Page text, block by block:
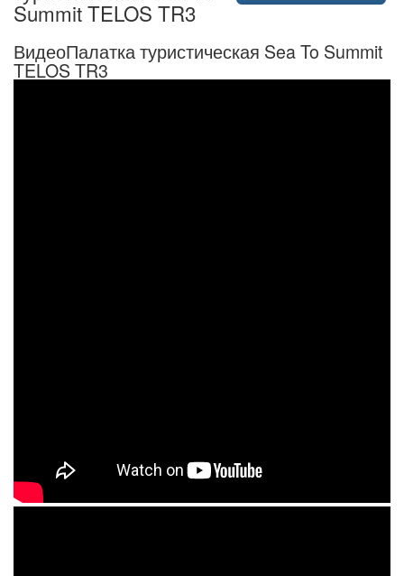
Summit TELOS TR3
ВидеоПалатка туристическая Sea To Summit
TELOS TR3